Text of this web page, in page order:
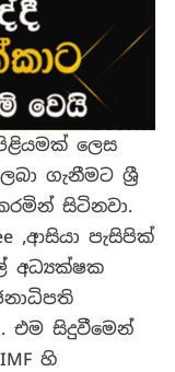
ලෙස
ගැනීමට ශ්‍රී
සිටිනවා.
,ආසියා පැසිපික්
අධ්‍යක්ෂක
එම සිදුවීමෙන්
හි